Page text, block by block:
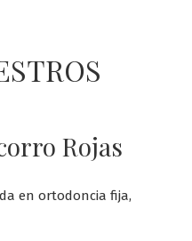
Rojas
en ortodoncia fija,